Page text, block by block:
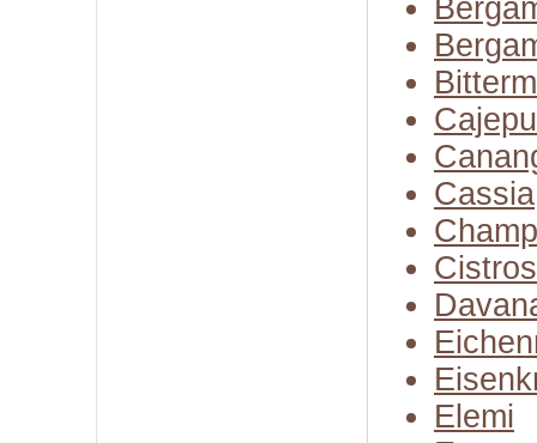
Cassia
Elemi